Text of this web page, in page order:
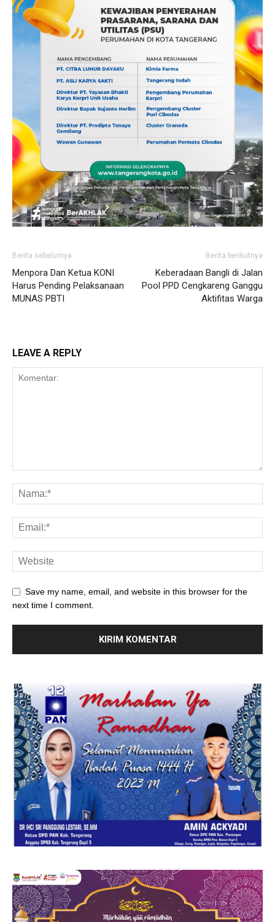
Berita sebelumya
Menpora Dan Ketua KONI
Harus Pending Pelaksanaan
MUNAS PBTI
Berita berikutnya
Keberadaan Bangli di Jalan
Pool PPD Cengkareng Ganggu
Aktifitas Warga
LEAVE A REPLY
Save my name, email, and website in this browser for the
next time I comment.